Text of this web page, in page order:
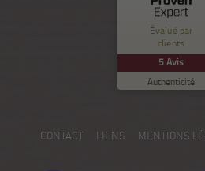
Évalué par
clients
5Avis
Authenticité
Commentaires et expériences
Nuance Sion
EXCELLENT
5.00
/
5
CONTACT LIENS MENTIONS